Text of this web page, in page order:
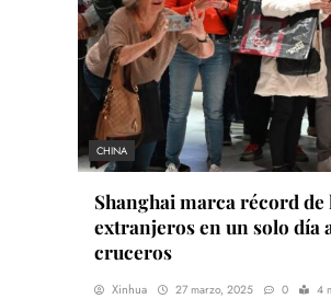
CHINA
Shanghai marca récord
extranjeros en un solo día
cruceros
Xinhua 27 marzo, 2025 0 4